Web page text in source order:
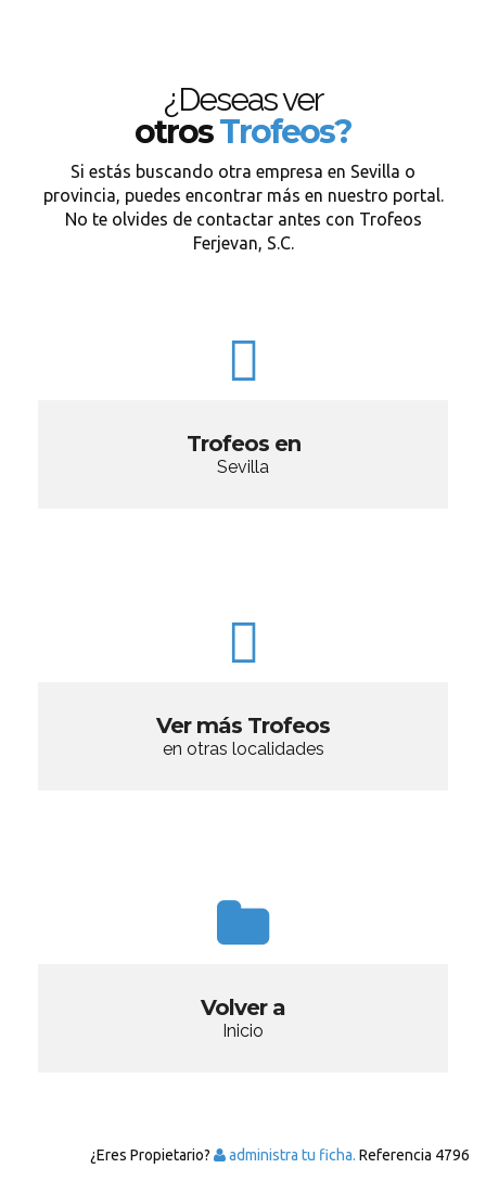
¿Deseas ver
otrosTrofeos?
Si estás buscando otra empresa en Sevilla o
provincia, puedes encontrar más en nuestro portal.
No te olvides de contactar antes con Trofeos
Ferjevan, S.C.
Trofeos en
Sevilla
Ver más Trofeos
en otras localidades
Volver a
Inicio
¿Eres Propietario? administra tu ficha. Referencia 4796